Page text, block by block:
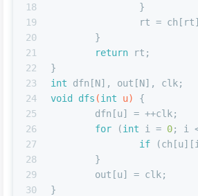
18
19
20
21
22
23
24
25
26
27
28
29
30
		}
rt =
	}
return rt;
}
int dfn[N], out[N], clk;
void
dfs (int u)
{
	dfn[u] = ++clk;
for (int i = 0; i
if
	}
	out[u] = clk;
}